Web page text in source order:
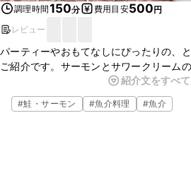
調理時間150分 費用目安500円
レビュー
パーティーやおもてなしにぴったりの、
ご紹介です。サーモンとサワークリーム
よ。シュー生地はコツをつかめばご家庭
で、ぜひチャレンジしてみてくださいね。
紹介文をすべ
#鮭・サーモン #魚介料理 #魚介